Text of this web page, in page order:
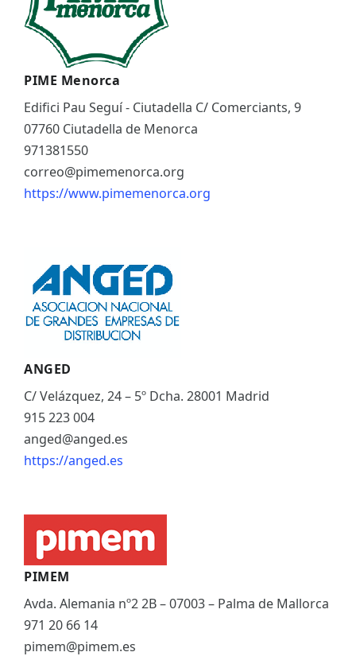
PIME Menorca
Edifici Pau Seguí - Ciutadella C/ Comerciants, 9
07760 Ciutadella de Menorca
971381550
correo@pimemenorca.org
https://www.pimemenorca.org
ANGED
C/ Velázquez, 24 – 5º Dcha. 28001 Madrid
915 223 004
anged@anged.es
https://anged.es
PIMEM
Avda. Alemania nº2 2B – 07003 – Palma de Mallorca
971 20 66 14
pimem@pimem.es